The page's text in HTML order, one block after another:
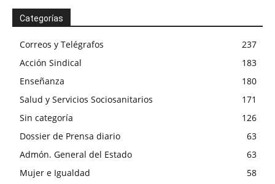
Categorías
Correos y Telégrafos
237
Acción Sindical
183
Enseñanza
180
Salud y Servicios Sociosanitarios
171
Sin categoría
126
Dossier de Prensa diario
63
Admón. General del Estado
63
Mujer e Igualdad
58